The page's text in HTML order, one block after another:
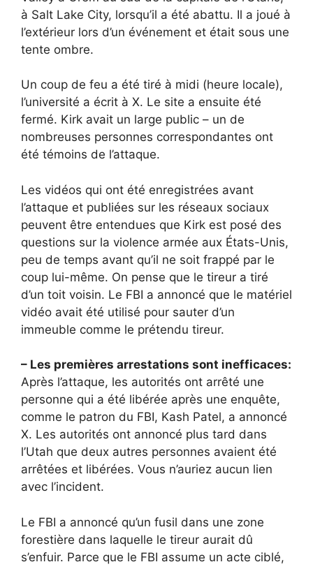
à Salt Lake City, lorsqu’il a été abattu. Il a joué à
l’extérieur lors d’un événement et était sous une
tente ombre.
Un coup de feu a été tiré à midi (heure locale),
l’université a écrit à X. Le site a ensuite été
fermé. Kirk avait un large public – un de
nombreuses personnes correspondantes ont
été témoins de l’attaque.
Les vidéos qui ont été enregistrées avant
l’attaque et publiées sur les réseaux sociaux
peuvent être entendues que Kirk est posé des
questions sur la violence armée aux États-Unis,
peu de temps avant qu’il ne soit frappé par le
coup lui-même. On pense que le tireur a tiré
d’un toit voisin. Le FBI a annoncé que le matériel
vidéo avait été utilisé pour sauter d’un
immeuble comme le prétendu tireur.
– Les premières arrestations sont inefficaces:
Après l’attaque, les autorités ont arrêté une
personne qui a été libérée après une enquête,
comme le patron du FBI, Kash Patel, a annoncé
X. Les autorités ont annoncé plus tard dans
l’Utah que deux autres personnes avaient été
arrêtées et libérées. Vous n’auriez aucun lien
avec l’incident.
Le FBI a annoncé qu’un fusil dans une zone
forestière dans laquelle le tireur aurait dû
s’enfuir. Parce que le FBI assume un acte ciblé,